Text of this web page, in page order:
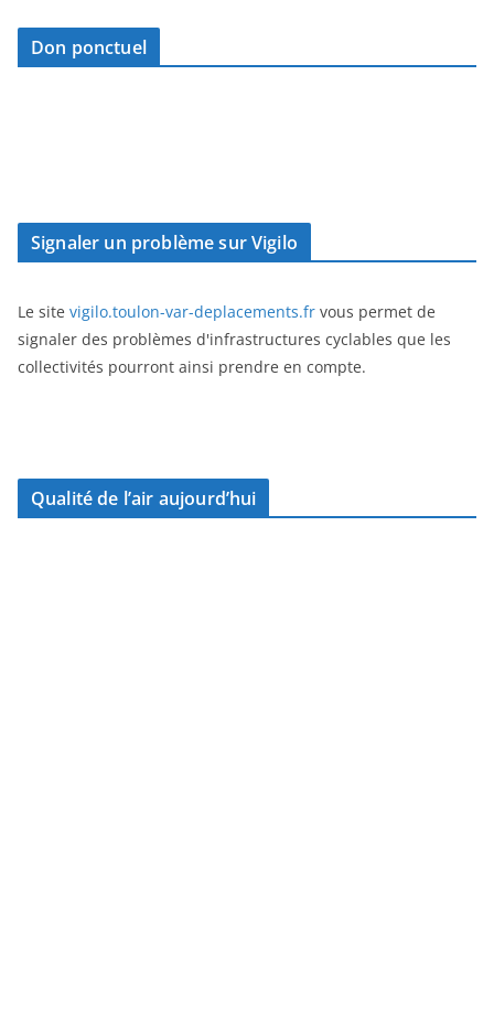
Don ponctuel
Signaler un problème sur Vigilo
Le site vigilo.toulon-var-deplacements.fr vous permet de
signaler des problèmes d'infrastructures cyclables que les
collectivités pourront ainsi prendre en compte.
Qualité de l’air aujourd’hui